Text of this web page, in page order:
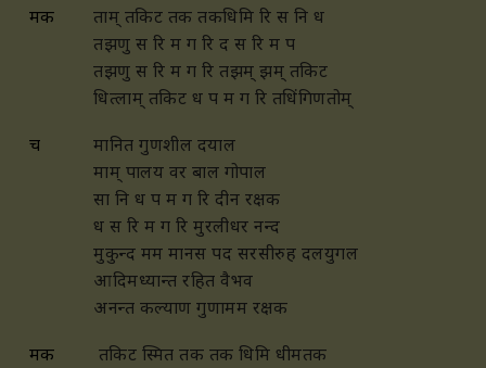
मक
ताम् तकिट तक तकधिमि रि स नि ध
तझणु स रि म ग रि द स रि म प
तझणु स रि म ग रि तझम् झम् तकिट
धित्लाम् तकिट ध प म ग रि तधिंगिणतोम्
च
मानित गुणशील दयाल
माम् पालय वर बाल गोपाल
सा नि ध प म ग रि दीन रक्षक
ध स रि म ग रि मुरलीधर नन्द
मुकुन्द मम मानस पद सरसीरुह दलयुगल
आदिमध्यान्त रहित वैभव
अनन्त कल्याण गुणामम रक्षक
मक
तकिट स्मित तक तक धिमि धीमतक